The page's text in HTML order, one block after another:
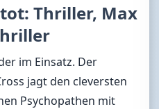
Thriller, Max
im Einsatz. Der
jagt den cleversten
Psychopathen mit